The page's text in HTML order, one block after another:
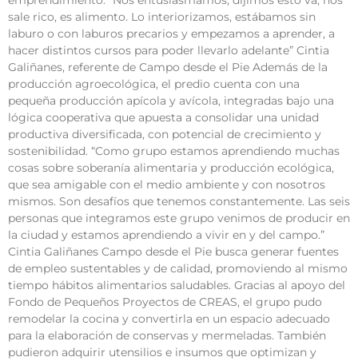
sale rico, es alimento. Lo interiorizamos, estábamos sin
laburo o con laburos precarios y empezamos a aprender, a
hacer distintos cursos para poder llevarlo adelante” Cintia
Galiñanes, referente de Campo desde el Pie Además de la
producción agroecológica, el predio cuenta con una
pequeña producción apícola y avícola, integradas bajo una
lógica cooperativa que apuesta a consolidar una unidad
productiva diversificada, con potencial de crecimiento y
sostenibilidad. “Como grupo estamos aprendiendo muchas
cosas sobre soberanía alimentaria y producción ecológica,
que sea amigable con el medio ambiente y con nosotros
mismos. Son desafíos que tenemos constantemente. Las seis
personas que integramos este grupo venimos de producir en
la ciudad y estamos aprendiendo a vivir en y del campo.”
Cintia Galiñanes Campo desde el Pie busca generar fuentes
de empleo sustentables y de calidad, promoviendo al mismo
tiempo hábitos alimentarios saludables. Gracias al apoyo del
Fondo de Pequeños Proyectos de CREAS, el grupo pudo
remodelar la cocina y convertirla en un espacio adecuado
para la elaboración de conservas y mermeladas. También
pudieron adquirir utensilios e insumos que optimizan y